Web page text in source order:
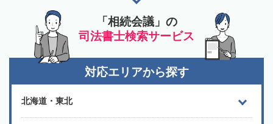
「相続会議」の
司法書士検索サービス
対応エリアから探す
北海道・東北